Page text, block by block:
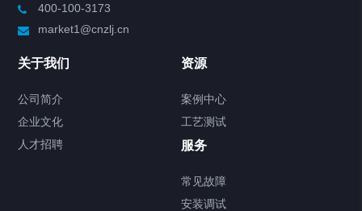
制冷加热动态控温系统
Chiller气体控温系统
400-100-3173
market1@cnzlj.cn
关于我们
公司简介
企业文化
人才招聘
资源
案例中心
工艺测试
服务
常见故障
安装调试